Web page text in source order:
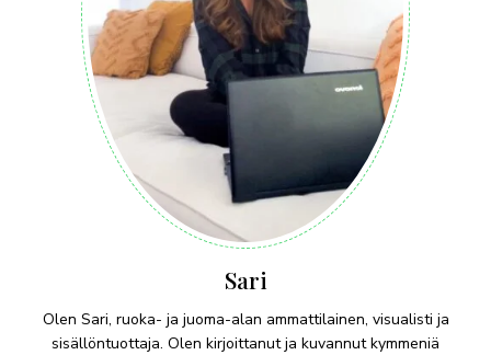
Sari
Olen Sari, ruoka- ja juoma-alan ammattilainen, visualisti ja
sisällöntuottaja. Olen kirjoittanut ja kuvannut kymmeniä